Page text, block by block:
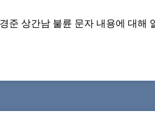
준 상간남 불륜 문자 내용에 대해